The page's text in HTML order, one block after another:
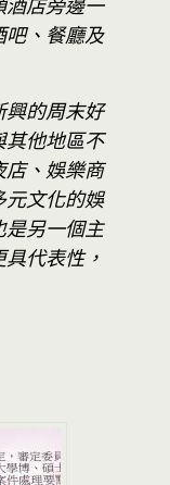
酒店旁邊一
吧、餐廳及
興的周末好
其他地區不
店、娛樂商
元文化的娛
是另一個主
代表性，